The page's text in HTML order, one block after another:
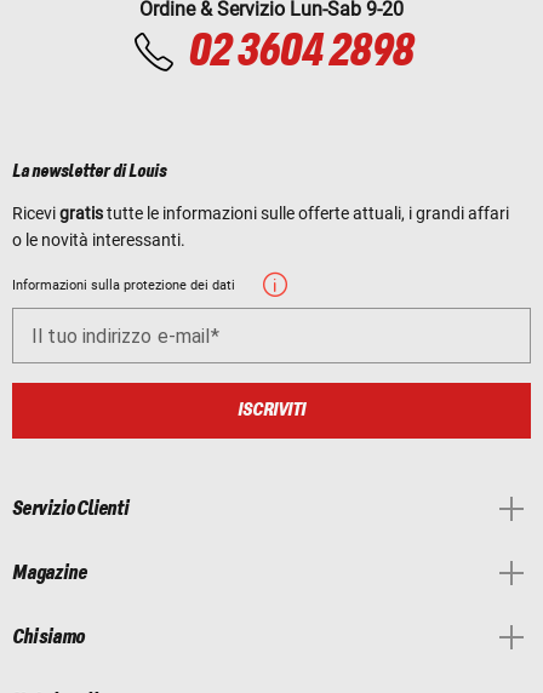
Ordine & Servizio Lun-Sab 9-20
02 3604 2898
La newsletter di Louis
Ricevigratistutte le informazioni sulle offerte attuali, i grandi affari
o le novità interessanti.
Informazioni sulla protezione dei dati
Il tuo indirizzo e-mail
ISCRIVITI
Servizio Clienti
Magazine
Chi siamo